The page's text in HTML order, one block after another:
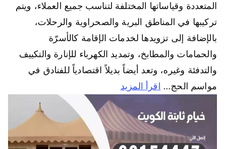
المتعددة وقياساتها المختلفة لتناسب جميع العملاء، ويتم
تركيبها في المناطق البرية والصحراوية والرحلات،
بالإضافة إلى تزويدها لخدمات الإقامة كالأسرّة
والحمامات والمطابخ، وتمديد الكهرباء للإنارة والتكييف
والتدفئة وغيره، وتعد أيضاً بديلاً اقتصادياً للفنادق في
مواسم الحج… اقرأ المزيد